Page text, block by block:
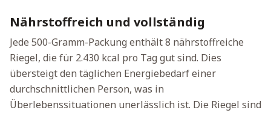
Nährstoffreich und vollständig
Jede 500-Gramm-Packung enthält 8 nährstoffreiche
Riegel, die für 2.430 kcal pro Tag gut sind. Dies
übersteigt den täglichen Energiebedarf einer
durchschnittlichen Person, was in
Überlebenssituationen unerlässlich ist. Die Riegel sind